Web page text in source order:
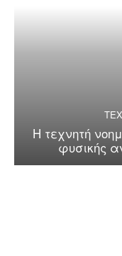
Η τεχνητή
φυσικής